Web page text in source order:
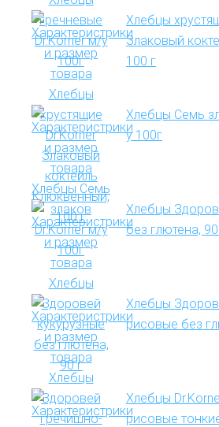
Хлебцы
Злаковый
100 г
Хлебцы Семь
у 100г
Хлебцы
без глютена,
Хлебцы
рисовые без
Хлебцы
рисовые